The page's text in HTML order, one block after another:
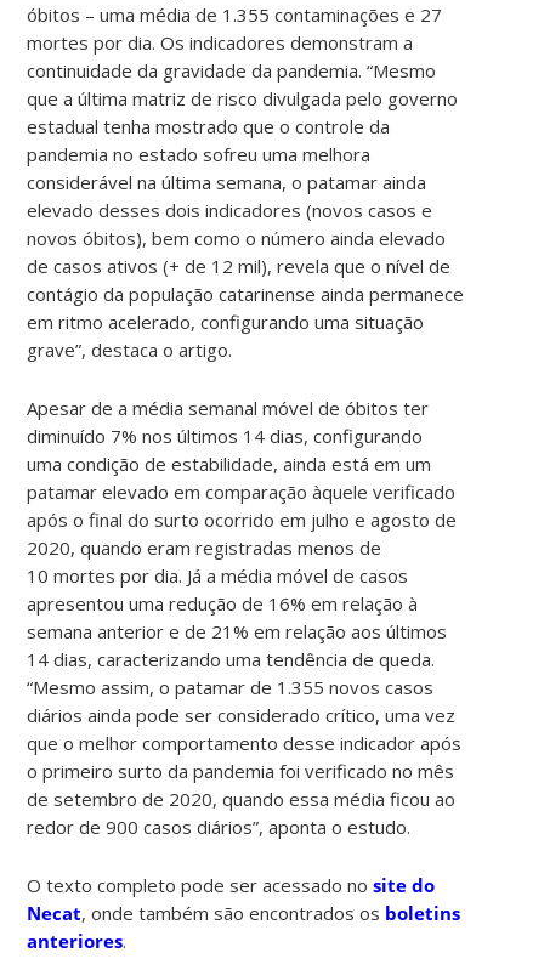
óbitos – uma média de 1.355 contaminações e 27
mortes por dia. Os indicadores demonstram a
continuidade da gravidade da pandemia.“Mesmo
que a última matriz de risco divulgada pelo governo
estadual tenha mostrado que o controle da
pandemia no estado sofreu uma melhora
considerável na última semana, o patamar ainda
elevado desses dois indicadores (novos casos e
novos óbitos), bem como o número ainda elevado
de casos ativos (+ de 12 mil), revela que o nível de
contágio da população catarinense ainda permanece
em ritmo acelerado, configurando uma situação
grave”, destaca o artigo.
Apesar de a média semanal móvel de óbitos ter
diminuído 7% nos últimos 14 dias, configurando
uma condição de estabilidade, ainda está em um
patamar elevado em comparação àquele verificado
após o final do surto ocorrido em julho e agosto de
2020, quando eram registradas menos de
10 mortes por dia. Já a média móvel de casos
apresentou uma redução de 16% em relação à
semana anterior e de 21% em relação aos últimos
14 dias, caracterizando uma tendência de queda.
“Mesmo assim, o patamar de 1.355 novos casos
diários ainda pode ser considerado crítico, uma vez
que o melhor comportamento desse indicador após
o primeiro surto da pandemia foi verificado no mês
de setembro de 2020, quando essa média ficou ao
redor de 900 casos diários”, aponta o estudo.
O texto completo pode ser acessado nosite do
Necat, onde também são encontrados os boletins
anteriores.